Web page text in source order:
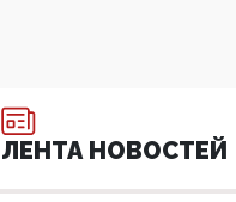
ЛЕНТА НОВОСТЕЙ